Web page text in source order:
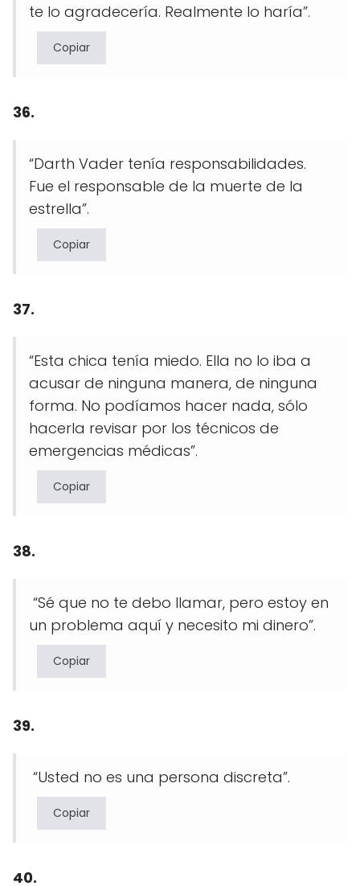
te lo agradecería. Realmente lo haría”.
Copiar
36.
“Darth Vader tenía responsabilidades.
Fue el responsable de la muerte de la
estrella”.
Copiar
37.
“Esta chica tenía miedo. Ella no lo iba a
acusar de ninguna manera, de ninguna
forma. No podíamos hacer nada, sólo
hacerla revisar por los técnicos de
emergencias médicas”.
Copiar
38.
“Sé que no te debo llamar, pero estoy en
un problema aquí y necesito mi dinero”.
Copiar
39.
“Usted no es una persona discreta”.
Copiar
40.